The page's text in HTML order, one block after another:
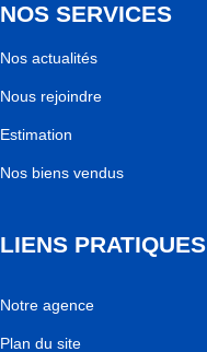
NOS SERVICES
Nos actualités
Nous rejoindre
Estimation
Nos biens vendus
LIENS PRATIQUES
Notre agence
Plan du site